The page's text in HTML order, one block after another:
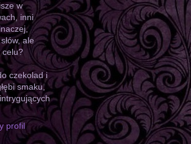
w
inni
ale
celu?
czekolad i
smaku,
profil